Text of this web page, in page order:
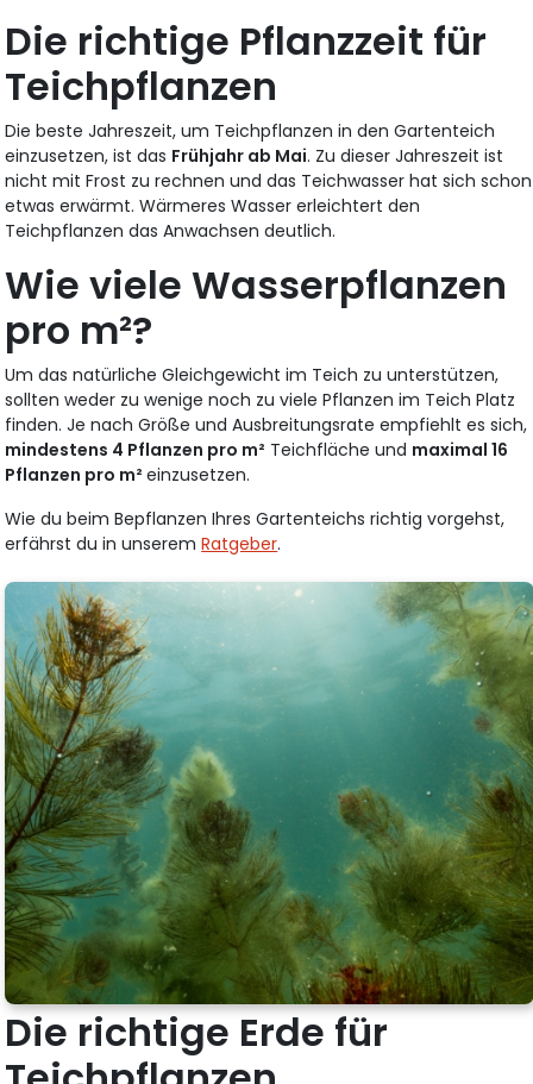
Die richtige Pflanzzeit für
Teichpflanzen
Die beste Jahreszeit, um Teichpflanzen in den Gartenteich
einzusetzen, ist das Frühjahr ab Mai. Zu dieser Jahreszeit ist
nicht mit Frost zu rechnen und das Teichwasser hat sich schon
etwas erwärmt. Wärmeres Wasser erleichtert den
Teichpflanzen das Anwachsen deutlich.
Wie viele Wasserpflanzen
pro m²?
Um das natürliche Gleichgewicht im Teich zu unterstützen,
sollten weder zu wenige noch zu viele Pflanzen im Teich Platz
finden. Je nach Größe und Ausbreitungsrate empfiehlt es sich,
mindestens 4 Pflanzen pro m² Teichfläche und maximal 16
Pflanzen pro m²einzusetzen.
Wie du beim Bepflanzen Ihres Gartenteichs richtig vorgehst,
erfährst du in unseremRatgeber.
Die richtige Erde für